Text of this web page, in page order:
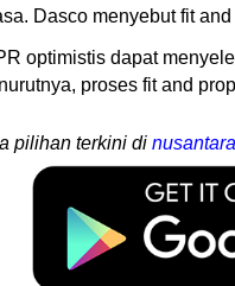
Dasco menyebut fit
optimistis dapat
proses fit and
pilihan terkini di